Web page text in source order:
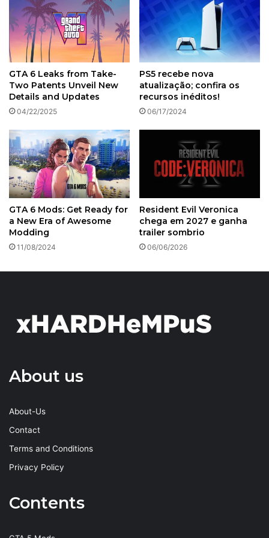
GTA 6 Leaks from Take-
Two Patents Unveil New
Details and Updates
04/22/2025
PS5 recebe nova
atualização; confira os
recursos inéditos!
06/17/2024
GTA 6 Mods: Get Ready for
a New Era of Awesome
Modding
11/08/2024
Resident Evil Veronica
chega em 2027 e ganha
trailer sombrio
06/06/2026
About us
About-Us
Contact
Terms and Conditions
Privacy Policy
Contents